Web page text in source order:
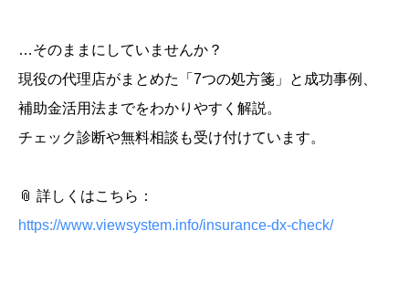
…そのままにしていませんか？
現役の代理店がまとめた「7つの処方箋」と成功事例、
補助金活用法までをわかりやすく解説。
チェック診断や無料相談も受け付けています。
📎 詳しくはこちら：
https://www.viewsystem.info/insurance-dx-check/